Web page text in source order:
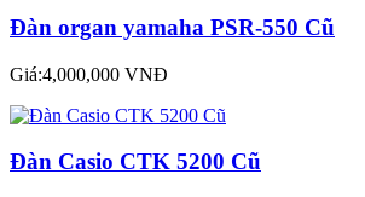
Đàn organ yamaha PSR-550 Cũ
Giá:4,000,000 VNĐ
Đàn Casio CTK 5200 Cũ